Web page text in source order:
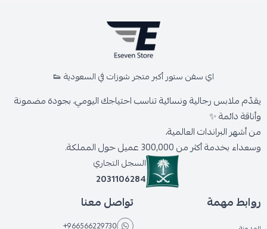
اي سفن ستور أكبر متجر شوزات في السعودية 👟
يقدّم ملابس رجالية ونسائية تناسب احتياجك اليومي، بجودة مضمونة
وأناقة دائمة ✨
من أشهر البراندات العالمية،
وسعداء بخدمة أكثر من 300,000 عميل حول المملكة.
السجل التجاري
2031106284
روابط مهمة تواصل معنا
+966566229730